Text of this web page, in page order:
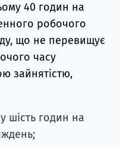
40 годин на
робочого
що не перевищує
часу
зайнятістю,
шість годин на